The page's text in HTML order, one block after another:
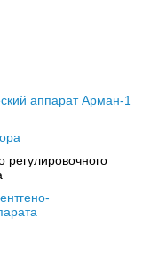
аппарат Арман-1